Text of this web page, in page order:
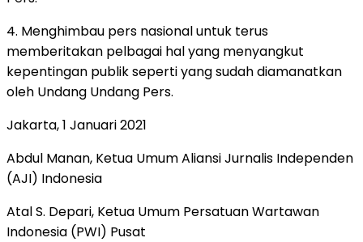
4. Menghimbau pers nasional untuk terus
memberitakan pelbagai hal yang menyangkut
kepentingan publik seperti yang sudah diamanatkan
oleh Undang Undang Pers.
Jakarta, 1 Januari 2021
Abdul Manan, Ketua Umum Aliansi Jurnalis Independen
(AJI) Indonesia
Atal S. Depari, Ketua Umum Persatuan Wartawan
Indonesia (PWI) Pusat